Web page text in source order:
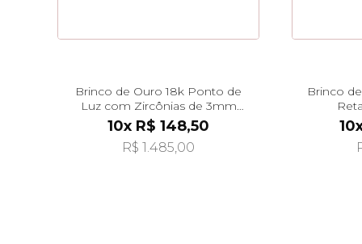
Brinco de Ouro 18k Ponto de
Luz com Zircônias de 3mm
br29288
10x R$ 148,50
R$ 1.485,00
Brinco